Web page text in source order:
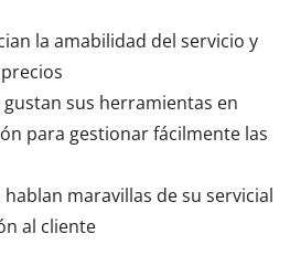
la amabilidad del servicio y
sus herramientas en
para gestionar fácilmente las
maravillas de su servicial
al cliente